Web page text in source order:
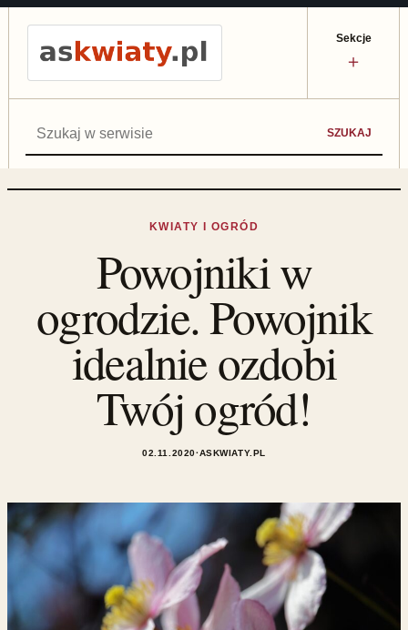
SZUKAJ
Sekcje
＋
KWIATY I OGRÓD
Powojniki w
ogrodzie. Powojnik
idealnie ozdobi
Twój ogród!
02.11.2020·ASKWIATY.PL